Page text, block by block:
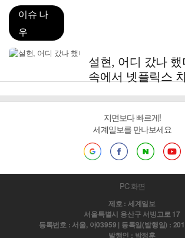
이슈 나
우
설현, 어디 갔나
속에서 넷플릭스
지면보다 빠르게!
세계일보를 만나보세요
PC 화면
제호 : 세계일보
서울특별시 용산구 서빙고로 17
등록번호 : 서울, 아03959 | 등록일(발행일) :
발행인 : 박정훈